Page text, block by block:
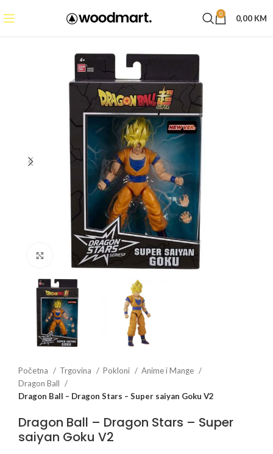
0 0,00 KM
Click to enlarge
Početna Trgovina Pokloni
Anime i Mange
Dragon Ball
Dragon Ball – Dragon Stars – Super saiyan Goku V2
Dragon Ball – Dragon Stars – Super
saiyan Goku V2